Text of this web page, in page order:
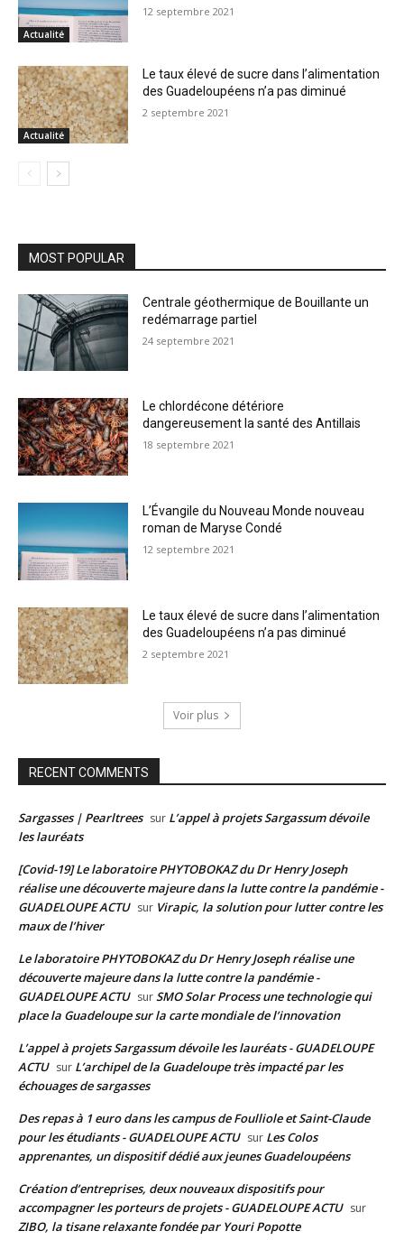
Actualité
12 septembre 2021
Actualité
Le taux élevé de sucre dans l’alimentation
des Guadeloupéens n’a pas diminué
2 septembre 2021
MOST POPULAR
Centrale géothermique de Bouillante un
redémarrage partiel
24 septembre 2021
Le chlordécone détériore
dangereusement la santé des Antillais
18 septembre 2021
L’Évangile du Nouveau Monde nouveau
roman de Maryse Condé
12 septembre 2021
Le taux élevé de sucre dans l’alimentation
des Guadeloupéens n’a pas diminué
2 septembre 2021
Voir plus
RECENT COMMENTS
Sargasses | Pearltrees sur L’appel à projets Sargassum dévoile
les lauréats
[Covid-19] Le laboratoire PHYTOBOKAZ du Dr Henry Joseph
réalise une découverte majeure dans la lutte contre la pandémie -
GUADELOUPE ACTU sur Virapic, la solution pour lutter contre les
maux de l’hiver
Le laboratoire PHYTOBOKAZ du Dr Henry Joseph réalise une
découverte majeure dans la lutte contre la pandémie -
GUADELOUPE ACTU surSMO Solar Process une technologie qui
place la Guadeloupe sur la carte mondiale de l’innovation
L’appel à projets Sargassum dévoile les lauréats - GUADELOUPE
ACTU sur L’archipel de la Guadeloupe très impacté par les
échouages de sargasses
Des repas à 1 euro dans les campus de Foulliole et Saint-Claude
pour les étudiants - GUADELOUPE ACTU sur Les Colos
apprenantes, un dispositif dédié aux jeunes Guadeloupéens
Création d’entreprises, deux nouveaux dispositifs pour
accompagner les porteurs de projets - GUADELOUPE ACTU sur
ZIBO, la tisane relaxante fondée par Youri Popotte